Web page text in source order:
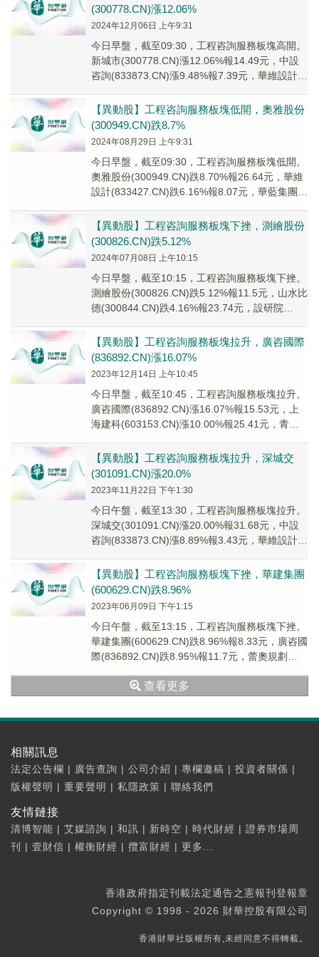
(300778.CN)漲12.06%
2024年12月06日 上午9:31
今日早盤，截至09:30，工程咨詢服務板塊高開。
新城市(300778.CN)漲12.06%報14.49元，中設
咨詢(833873.CN)漲9.48%報7.39元，華維設計
【異動股】工程咨詢服務板塊低開，奧雅股份
(300949.CN)跌8.7%
2024年08月29日 上午9:31
今日早盤，截至09:30，工程咨詢服務板塊低開。
奧雅股份(300949.CN)跌8.70%報26.64元，華維
設計(833427.CN)跌6.16%報8.07元，華藍集團
【異動股】工程咨詢服務板塊下挫，測繪股份
(300826.CN)跌5.12%
2024年07月08日 上午10:15
今日早盤，截至10:15，工程咨詢服務板塊下挫。
測繪股份(300826.CN)跌5.12%報11.5元，山水比
德(300844.CN)跌4.16%報23.74元，設研院
【異動股】工程咨詢服務板塊拉升，廣咨國際
(836892.CN)漲16.07%
2023年12月14日 上午10:45
今日早盤，截至10:45，工程咨詢服務板塊拉升。
廣咨國際(836892.CN)漲16.07%報15.53元，上
海建科(603153.CN)漲10.00%報25.41元，青矩
【異動股】工程咨詢服務板塊拉升，深城交
(301091.CN)漲20.0%
2023年11月22日 下午1:30
今日午盤，截至13:30，工程咨詢服務板塊拉升。
深城交(301091.CN)漲20.00%報31.68元，中設
咨詢(833873.CN)漲8.89%報3.43元，華維設計
【異動股】工程咨詢服務板塊下挫，華建集團
(600629.CN)跌8.96%
2023年06月09日 下午1:15
今日午盤，截至13:15，工程咨詢服務板塊下挫。
華建集團(600629.CN)跌8.96%報8.33元，廣咨國
際(836892.CN)跌8.95%報11.7元，蕾奧規劃
查看更多
相關訊息
法定公告欄 | 廣告查詢 | 公司介紹 | 專欄邀稿 | 投資者關係 |
版權聲明 | 重要聲明 | 私隱政策 | 聯絡我們
友情鏈接
清博智能 | 艾媒諮詢 | 和訊 | 新時空 | 時代財經 | 證券市場周
刊
| 壹財信 | 權衡財經 | 攬富財經 | 更多...
香港政府指定刊載法定通告之憲報刊登報章
Copyright © 1998 - 2026 財華控股有限公司
香港財華社版權所有,未經同意不得轉載。